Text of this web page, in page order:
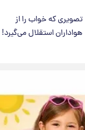
تصویری که خواب را از
هواداران استقلال می‌گیرد!